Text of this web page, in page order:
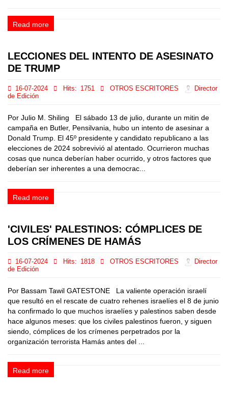
Read more
LECCIONES DEL INTENTO DE ASESINATO
DE TRUMP
16-07-2024 Hits: 1751 OTROS ESCRITORES
Director
de Edición
Por Julio M. Shiling El sábado 13 de julio, durante un mitin de
campaña en Butler, Pensilvania, hubo un intento de asesinar a
Donald Trump. El 45º presidente y candidato republicano a las
elecciones de 2024 sobrevivió al atentado. Ocurrieron muchas
cosas que nunca deberían haber ocurrido, y otros factores que
deberían ser inherentes a una democrac...
Read more
'CIVILES' PALESTINOS: CÓMPLICES DE
LOS CRÍMENES DE HAMÁS
16-07-2024 Hits: 1818 OTROS ESCRITORES
Director
de Edición
Por Bassam Tawil GATESTONE La valiente operación israelí
que resultó en el rescate de cuatro rehenes israelíes el 8 de junio
ha confirmado lo que muchos israelíes y palestinos saben desde
hace algunos meses: que los civiles palestinos fueron, y siguen
siendo, cómplices de los crímenes perpetrados por la
organización terrorista Hamás antes del ...
Read more